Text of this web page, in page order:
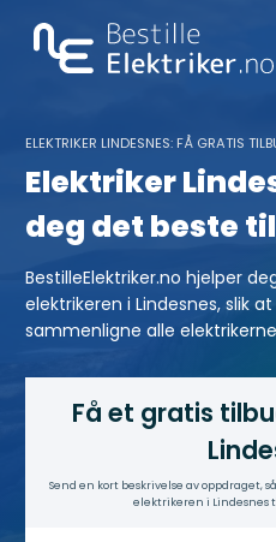
content
ELEKTRIKER LINDESNES: FÅ GRATIS
Elektriker
deg det beste
BestilleElektriker.no hjelper
elektrikeren i Lindesnes, slik
sammenligne alle
Få et gratis
Send en kort beskrivelse av oppdraget,
elektrikeren i Lindesnes